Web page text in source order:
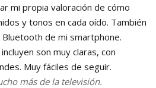
mi propia valoración de cómo
y tonos en cada oído. También
de mi smartphone.
son muy claras, con
Muy fáciles de seguir.
más de la televisión.